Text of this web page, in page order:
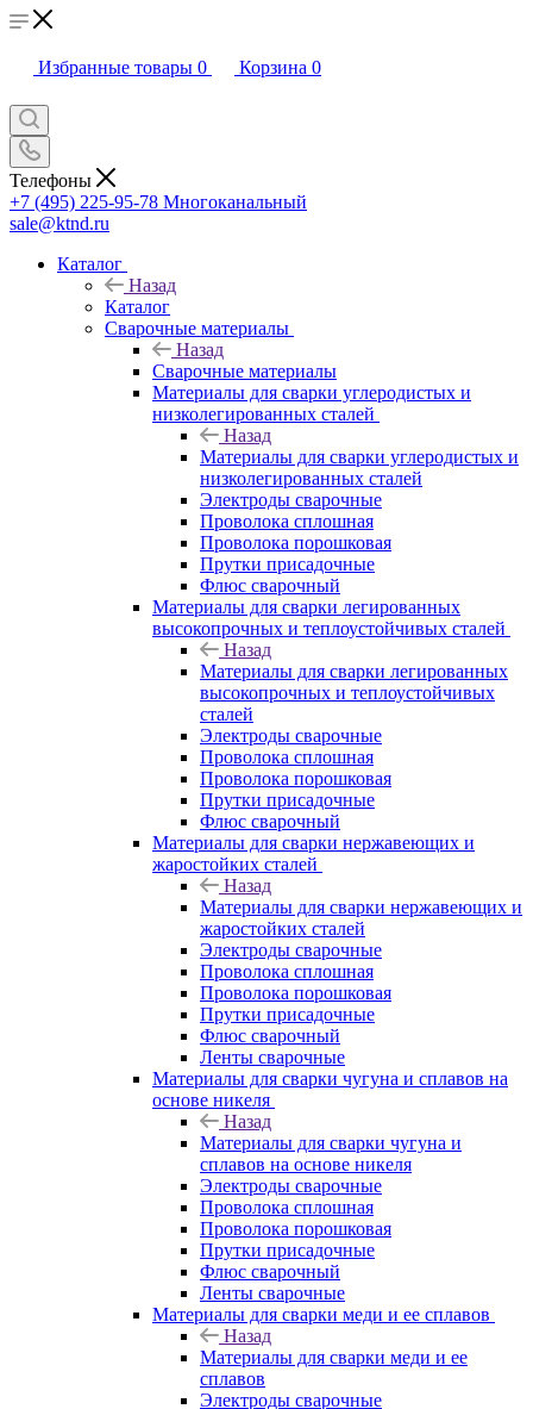
Избранные товары 0 Корзина 0
Телефоны
+7 (495) 225-95-78 Многоканальный
sale@ktnd.ru
Каталог
Назад
Каталог
Сварочные материалы
Назад
Сварочные материалы
Материалы для сварки углеродистых и
низколегированных сталей
Назад
Материалы для сварки углеродистых и
низколегированных сталей
Электроды сварочные
Проволока сплошная
Проволока порошковая
Прутки присадочные
Флюс сварочный
Материалы для сварки легированных
высокопрочных и теплоустойчивых сталей
Назад
Материалы для сварки легированных
высокопрочных и теплоустойчивых
сталей
Электроды сварочные
Проволока сплошная
Проволока порошковая
Прутки присадочные
Флюс сварочный
Материалы для сварки нержавеющих и
жаростойких сталей
Назад
Материалы для сварки нержавеющих и
жаростойких сталей
Электроды сварочные
Проволока сплошная
Проволока порошковая
Прутки присадочные
Флюс сварочный
Ленты сварочные
Материалы для сварки чугуна и сплавов на
основе никеля
Назад
Материалы для сварки чугуна и
сплавов на основе никеля
Электроды сварочные
Проволока сплошная
Проволока порошковая
Прутки присадочные
Флюс сварочный
Ленты сварочные
Материалы для сварки меди и ее сплавов
Назад
Материалы для сварки меди и ее
сплавов
Электроды сварочные